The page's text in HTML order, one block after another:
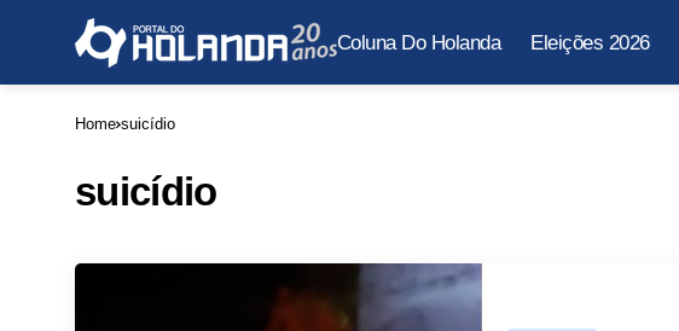
Coluna Do Holanda Eleições 2026
Home suicídio
suicídio